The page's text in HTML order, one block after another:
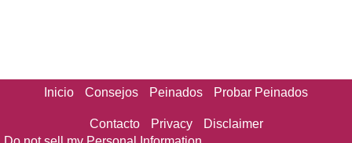
Inicio Consejos Peinados Probar Peinados
Contacto Privacy
Disclaimer